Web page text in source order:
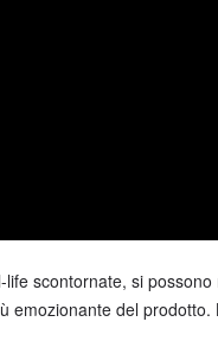
scontornate, si
emozionante del